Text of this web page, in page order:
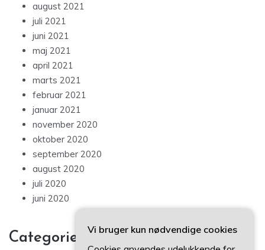
august 2021
juli 2021
juni 2021
maj 2021
april 2021
marts 2021
februar 2021
januar 2021
november 2020
oktober 2020
september 2020
august 2020
juli 2020
juni 2020
Categories
Vi bruger kun nødvendige cookies